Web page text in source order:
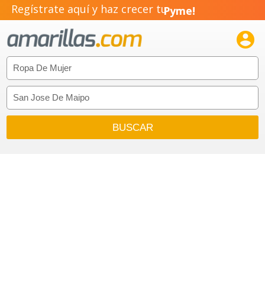
Regístrate aquí y haz crecer tuPyme!
Emprendimiento!
